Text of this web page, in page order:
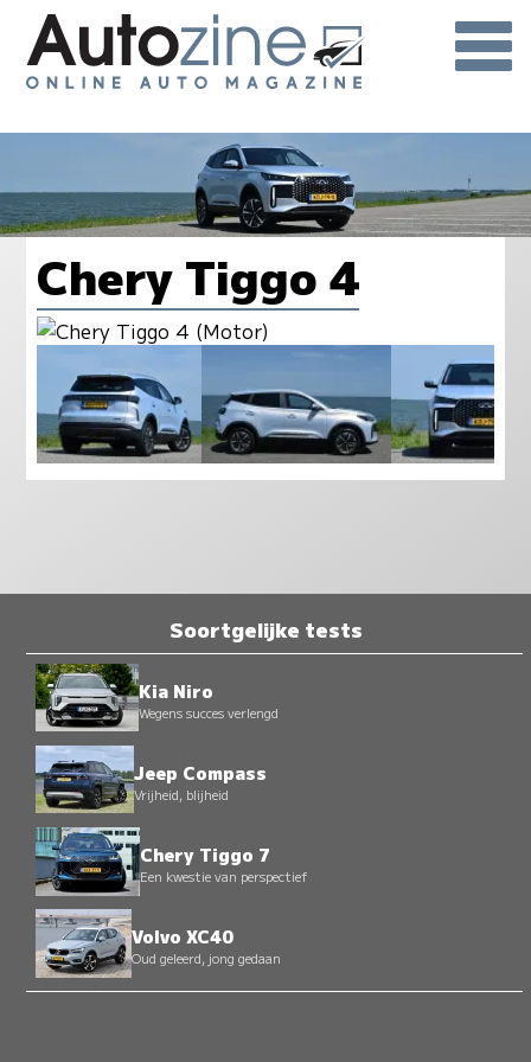
Chery Tiggo 4
Soortgelijke tests
Kia Niro
Wegens succes verlengd
Jeep Compass
Vrijheid, blijheid
Chery Tiggo 7
Een kwestie van perspectief
Volvo XC40
Oud geleerd, jong gedaan